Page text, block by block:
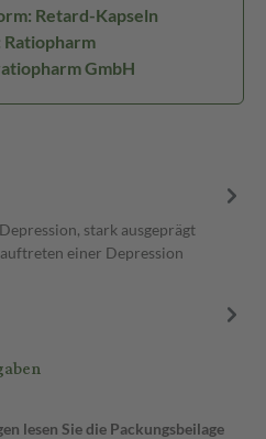
Retard-Kapseln
GmbH
stark ausgeprägt
einer Depression
lesen Sie die Packungsbeilage